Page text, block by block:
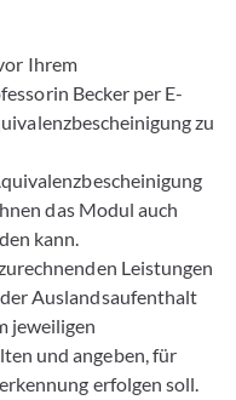
Ihrem
Becker per E-
zu
das Modul auch
kann.
Leistungen
Auslandsaufenthalt
jeweiligen
und angeben, für
erfolgen soll.